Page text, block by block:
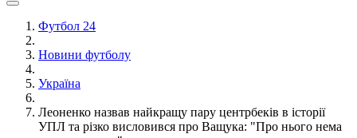
Футбол 24
Новини футболу
Україна
Леоненко назвав найкращу пару центрбеків в історії
УПЛ та різко висловився про Ващука: "Про нього нема